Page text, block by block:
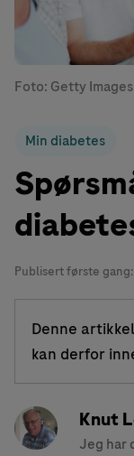
Foto: Getty Images
Min diabetes
Publisert første gang:
Denne
kan derfor
Knut
Jeg har